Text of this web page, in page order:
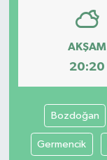
AKŞAM
20:20
Bozdoğan
Germencik